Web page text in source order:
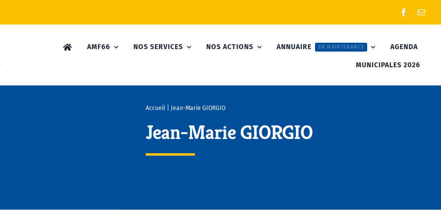
AMF66 NOS SERVICES NOS ACTIONS ANNUAIRE EN MAINTENANCE AGENDA
MUNICIPALES 2026
Accueil| Jean-Marie GIORGIO
Jean-Marie GIORGIO